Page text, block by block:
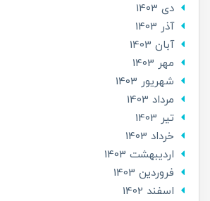
دی 1403
آذر 1403
آبان 1403
مهر 1403
شهریور 1403
مرداد 1403
تير 1403
خرداد 1403
ارديبهشت 1403
فروردین 1403
اسفند 1402